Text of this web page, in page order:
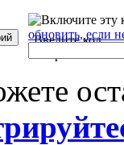
Введите код
обновить, если